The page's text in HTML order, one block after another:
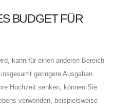
BUDGET FÜR
kann für einen anderen Bereich
geringere Ausgaben
Hochzeit senken, können Sie
verwenden, beispielsweise